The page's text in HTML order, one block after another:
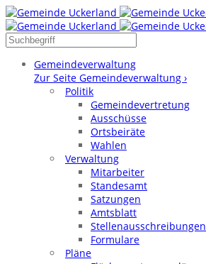
Gemeindeverwaltung
Zur Seite Gemeindeverwaltung ›
Politik
Gemeindevertretung
Ausschüsse
Ortsbeiräte
Wahlen
Verwaltung
Mitarbeiter
Standesamt
Satzungen
Amtsblatt
Stellenausschreibungen
Formulare
Pläne